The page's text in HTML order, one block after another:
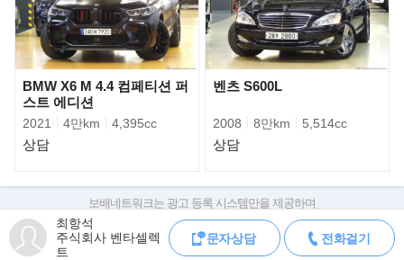
1. 4.4 SDV8 오토바이오그래피
2. 5.0 V8 수퍼차지드 오토바이오그래피
3. V8 터보 디젤 엔진의 4.4 SDV8 보그 SE
4. V6 터보 디젤 엔진을 탑재한 3.0 TDV6 보그 SE
BMW X6 M 4.4 컴페티션 퍼
스트 에디션
2021 4만km 4,395cc
상담
벤츠 S600L
2008 8만km 5,514cc
상담
최항석
주식회사 벤타셀렉
트
문자상담 전화걸기
보배네트워크는 광고 등록 시스템만을 제공하며
판매자가 직접 등록한 내용에 대한 모든 책임은 판매자에게 있습니다.
차량 구매 시 차량등록증, 성능점검기록부, 실제 차량 상태,
차대번호 조회로 직접 정보를 확인하세요.